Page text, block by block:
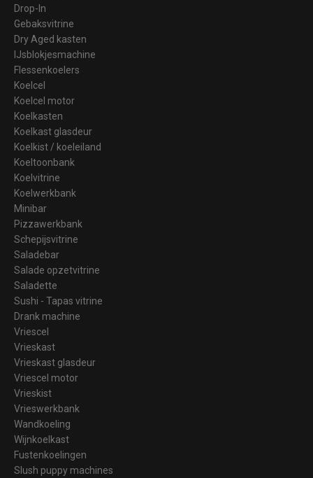
Drop-In
Gebaksvitrine
Dry Aged kasten
IJsblokjesmachine
Flessenkoelers
Koelcel
Koelcel motor
Koelkasten
Koelkast glasdeur
Koelkist / koeleiland
Koeltoonbank
Koelvitrine
Koelwerkbank
Minibar
Pizzawerkbank
Schepijsvitrine
Saladebar
Salade opzetvitrine
Saladette
Sushi - Tapas vitrine
Drank machine
Vriescel
Vrieskast
Vrieskast glasdeur
Vriescel motor
Vrieskist
Vrieswerkbank
Wandkoeling
Wijnkoelkast
Fustenkoelingen
Slush puppy machines